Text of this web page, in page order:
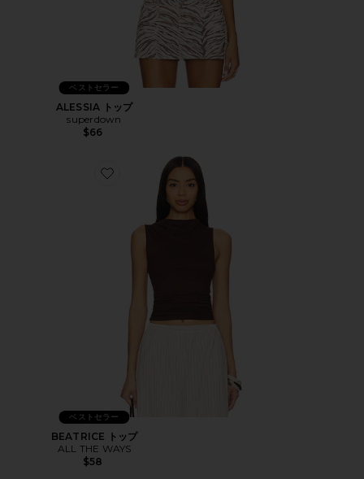
ベストセラー
ALESSIA トップ
superdown
$66
Favorite BEATRICE トップ
ベストセラー
BEATRICE トップ
ALL THE WAYS
$58